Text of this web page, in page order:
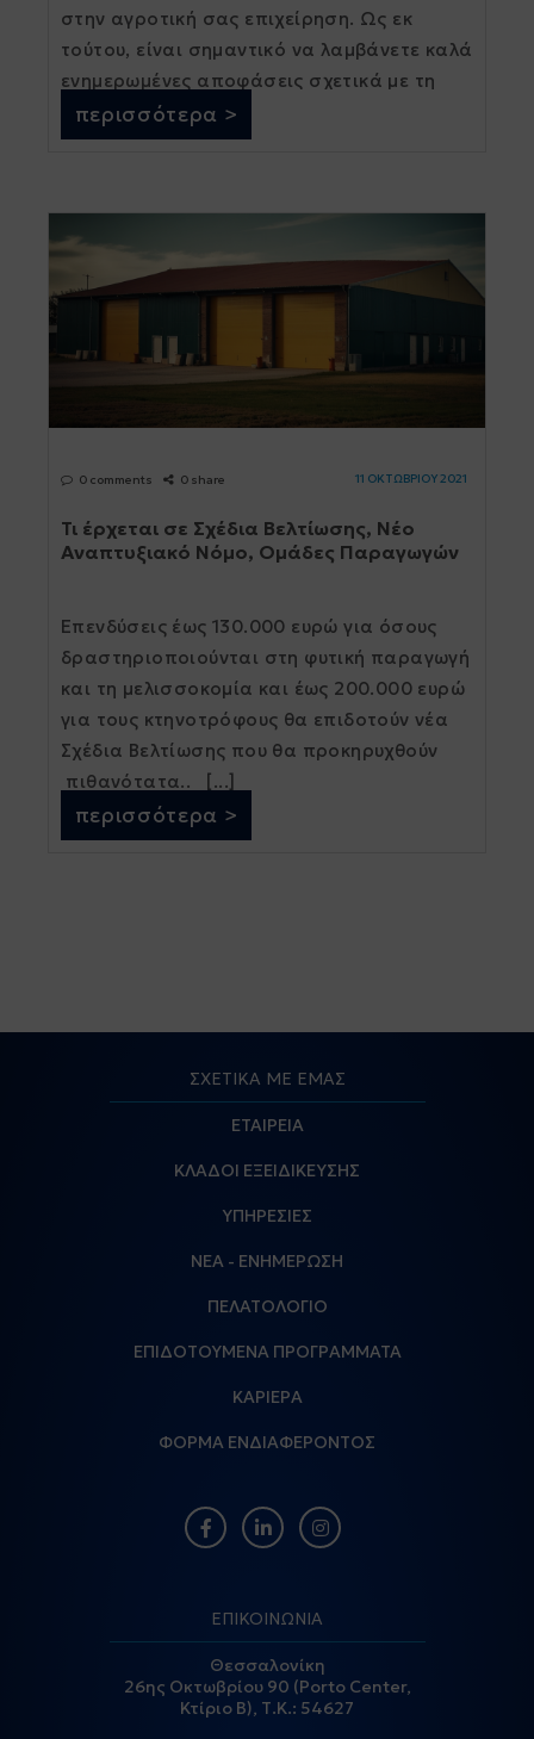
στην αγροτική σας επιχείρηση. Ως εκ
τούτου, είναι σημαντικό να λαμβάνετε καλά
ενημερωμένες αποφάσεις σχετικά με τη
συντήρηση και τη διαχείρισή τους. Για να
[...]
περισσότερα >
0 comments 0 share 11 ΟΚΤΩΒΡΙΟΥ 2021
Τι έρχεται σε Σχέδια Βελτίωσης, Νέο
Αναπτυξιακό Νόμο, Ομάδες Παραγωγών
Επενδύσεις έως 130.000 ευρώ για όσους
δραστηριοποιούνται στη φυτική παραγωγή
και τη µελισσοκοµία και έως 200.000 ευρώ
για τους κτηνοτρόφους θα επιδοτούν νέα
Σχέδια Βελτίωσης που θα προκηρυχθούν
πιθανότατα.. [...]
περισσότερα >
ΣΧΕΤΙΚΑ ΜΕ ΕΜΑΣ
ΕΤΑΙΡΕΙΑ
ΚΛΑΔΟΙ ΕΞΕΙΔΙΚΕΥΣΗΣ
ΥΠΗΡΕΣΙΕΣ
ΝΕΑ - ΕΝΗΜΕΡΩΣΗ
ΠΕΛΑΤΟΛΟΓΙΟ
ΕΠΙΔΟΤΟΥΜΕΝΑ ΠΡΟΓΡΑΜΜΑΤΑ
ΚΑΡΙΕΡΑ
ΦΟΡΜΑ ΕΝΔΙΑΦΕΡΟΝΤΟΣ
ΕΠΙΚΟΙΝΩΝΙΑ
Θεσσαλονίκη
26ης Οκτωβρίου 90 (Porto Center,
Κτίριο Β), Τ.Κ.: 54627